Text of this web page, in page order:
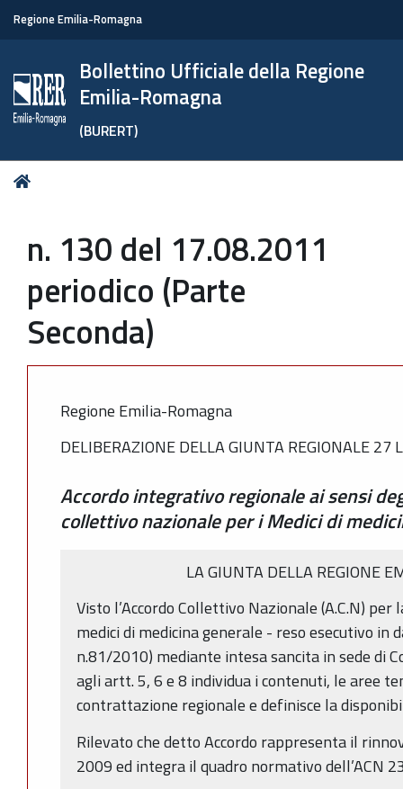
Regione Emilia-Romagna
Bollettino Ufficiale della Regione
Emilia-Romagna
(BURERT)
Tu
n. 130 del 17.08.2011
periodico (Parte
Seconda)
Regione Emilia-Romagna
DELIBERAZIONE DELLA GIUNTA REGIONALE 27
Accordo integrativo regionale ai sensi
collettivo nazionale per i Medici di
LA GIUNTA DELLA REGIONE
Visto l’Accordo Collettivo Nazionale (A.C.N)
medici di medicina generale - reso esecutivo
n.81/2010) mediante intesa sancita in sede di
agli artt. 5, 6 e 8 individua i contenuti, le aree
contrattazione regionale e definisce la
Rilevato che detto Accordo rappresenta il
2009 ed integra il quadro normativo dell’ACN